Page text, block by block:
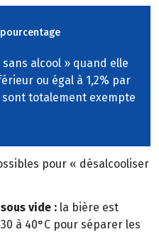
alcool » quand elle
ou égal à 1,2% par
totalement exempte
pour « désalcooliser
vide : la bière est
à 40°C pour séparer les